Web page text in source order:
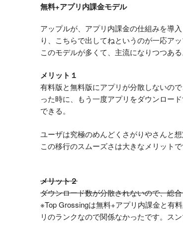
無料+アプリ内課金モデル
アップルが、アプリ内課金の仕組みを導
り、こちらで出してねというのが一応ア
このモデルが多くて、主流になりつつある
メリット１
有料版と無料版にアプリが分散しないの
った時に、もう一度アプリをダウンロー
できる。
ユーザは究極のめんどくさがりやさんと
この移行のスムーズさは大きなメリットで
メリット２
ダウンロード数が分散されないので、総
※Top Grossingは無料+アプリ内課金と有
リのランクなので関係なかったです。スン